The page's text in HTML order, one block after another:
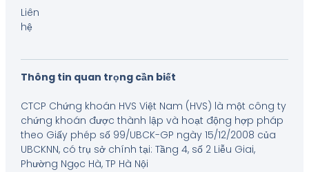
Liên
hệ
Thông tin quan trọng cần biết
CTCP Chứng khoán HVS Việt Nam (HVS) là một công ty
chứng khoán được thành lập và hoạt động hợp pháp
theo Giấy phép số 99/UBCK-GP ngày 15/12/2008 của
UBCKNN, có trụ sở chính tại: Tầng 4, số 2 Liễu Giai,
Phường Ngọc Hà, TP Hà Nội